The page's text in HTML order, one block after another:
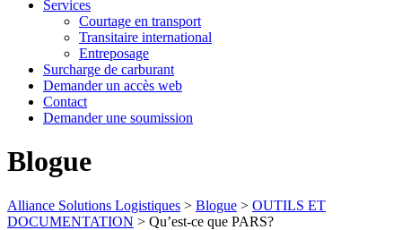
Services
Courtage en transport
Transitaire international
Entreposage
Surcharge de carburant
Demander un accès web
Contact
Demander une soumission
Blogue
Alliance Solutions Logistiques > Blogue > OUTILS ET
DOCUMENTATION > Qu’est-ce que PARS?